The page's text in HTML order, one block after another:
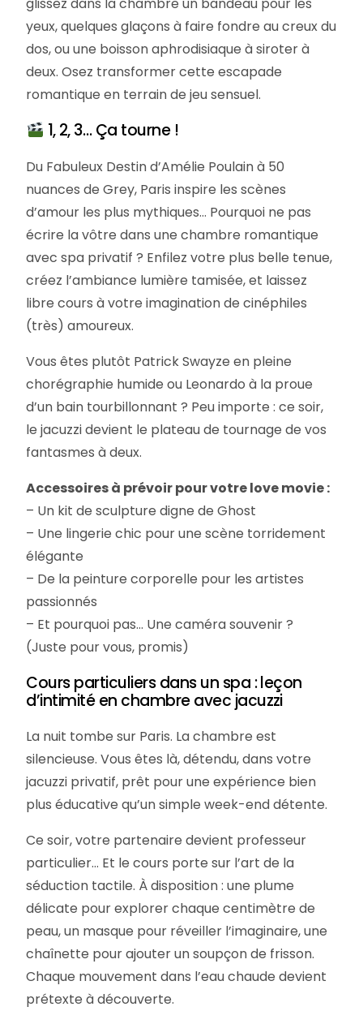
glissez dans la chambre un bandeau pour les
yeux, quelques glaçons à faire fondre au creux du
dos, ou une boisson aphrodisiaque à siroter à
deux. Osez transformer cette escapade
romantique en terrain de jeu sensuel.
1, 2, 3… Ça tourne !
Du Fabuleux Destin d’Amélie Poulain à 50
nuances de Grey, Paris inspire les scènes
d’amour les plus mythiques… Pourquoi ne pas
écrire la vôtre dans une chambre romantique
avec spa privatif ? Enfilez votre plus belle tenue,
créez l’ambiance lumière tamisée, et laissez
libre cours à votre imagination de cinéphiles
(très) amoureux.
Vous êtes plutôt Patrick Swayze en pleine
chorégraphie humide ou Leonardo à la proue
d’un bain tourbillonnant ? Peu importe : ce soir,
le jacuzzi devient le plateau de tournage de vos
fantasmes à deux.
Accessoires à prévoir pour votre love movie :
– Un kit de sculpture digne de Ghost
– Une lingerie chic pour une scène torridement
élégante
– De la peinture corporelle pour les artistes
passionnés
– Et pourquoi pas… Une caméra souvenir ?
(Juste pour vous, promis)
Cours particuliers dans un spa : leçon
d’intimité en chambre avec jacuzzi
La nuit tombe sur Paris. La chambre est
silencieuse. Vous êtes là, détendu, dans votre
jacuzzi privatif, prêt pour une expérience bien
plus éducative qu’un simple week-end détente.
Ce soir, votre partenaire devient professeur
particulier… Et le cours porte sur l’art de la
séduction tactile. À disposition : une plume
délicate pour explorer chaque centimètre de
peau, un masque pour réveiller l’imaginaire, une
chaînette pour ajouter un soupçon de frisson.
Chaque mouvement dans l’eau chaude devient
prétexte à découverte.